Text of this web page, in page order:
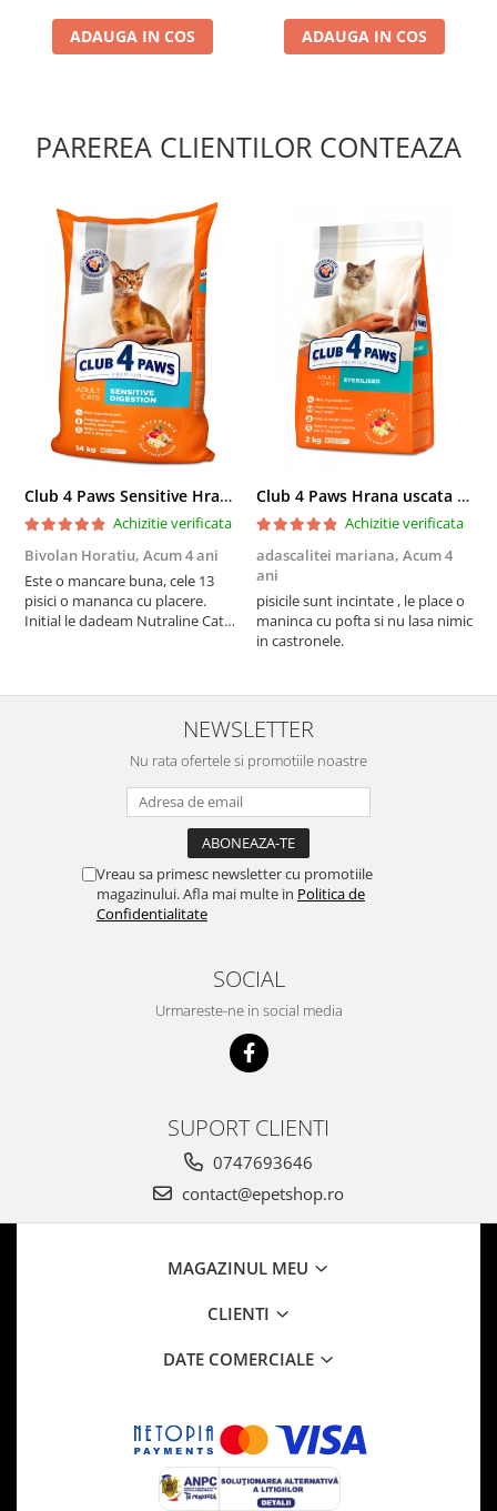
ADAUGA IN COS ADAUGA IN COS
PAREREA CLIENTILOR CONTEAZA
Club 4 Paws Sensitive Hrana uscata pisici adulte, 14kg
Achizitie verificata
Bivolan Horatiu, Acum 4 ani
Este o mancare buna, cele 13
pisici o mananca cu placere.
Initial le dadeam Nutraline Cat
nu o mananca cu placere. Eu
sunt multumit si voi continua cu
Club 4 Paws Hrana uscata pisici sterilizate, 2kg
Achizitie verificata
adascalitei mariana, Acum 4
ani
pisicile sunt incintate , le place o
maninca cu pofta si nu lasa nimic
in castronele.
NEWSLETTER
Nu rata ofertele si promotiile noastre
Vreau sa primesc newsletter cu promotiile
magazinului. Afla mai multe in Politica de
Confidentialitate
SOCIAL
Urmareste-ne in social media
SUPORT CLIENTI
0747693646
contact@epetshop.ro
MAGAZINUL MEU
CLIENTI
DATE COMERCIALE